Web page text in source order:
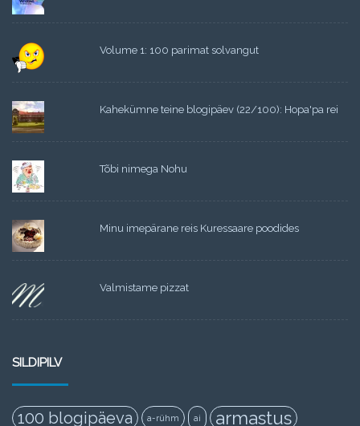
Volume 1: 100 parimat solvangut
Kahekümne teine blogipäev (22/100): Hopa'pa rei
Tõbi nimega Nohu
Minu imepärane reis Kuressaare poodides
Valmistame pizzat
SILDIPILV
100 blogipäeva a-rühm ai armastus